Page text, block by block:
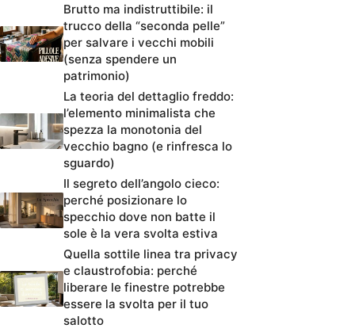
Brutto ma indistruttibile: il
trucco della “seconda pelle”
per salvare i vecchi mobili
(senza spendere un
patrimonio)
La teoria del dettaglio freddo:
l’elemento minimalista che
spezza la monotonia del
vecchio bagno (e rinfresca lo
sguardo)
Il segreto dell’angolo cieco:
perché posizionare lo
specchio dove non batte il
sole è la vera svolta estiva
Quella sottile linea tra privacy
e claustrofobia: perché
liberare le finestre potrebbe
essere la svolta per il tuo
salotto